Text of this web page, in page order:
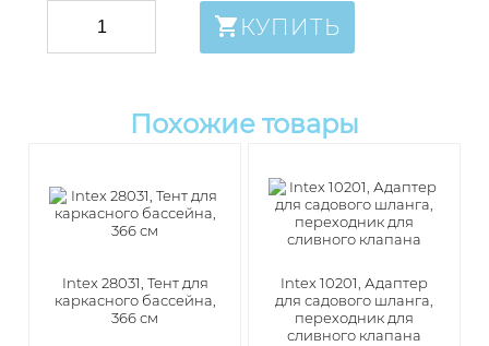
КУПИТЬ
Похожие товары
Intex 28031, Тент для
каркасного бассейна,
366 см
Intex 10201, Адаптер
для садового шланга,
переходник для
сливного клапана